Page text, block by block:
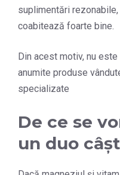
suplimentări
coabitează foarte bine.
Din acest motiv, nu
anumite produse
specializate
De ce se
un duo